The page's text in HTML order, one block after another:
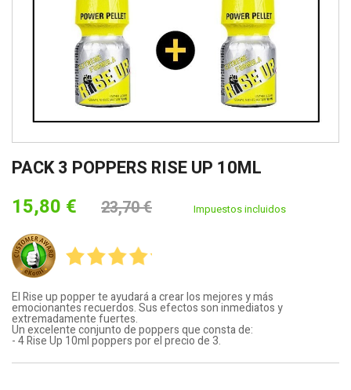
PACK 3 POPPERS RISE UP 10ML
15,80 € 23,70 € Impuestos incluidos
El Rise up popper te ayudará a crear los mejores y más
emocionantes recuerdos. Sus efectos son inmediatos y
extremadamente fuertes.
Un excelente conjunto de poppers que consta de:
- 4 Rise Up 10ml poppers por el precio de 3.